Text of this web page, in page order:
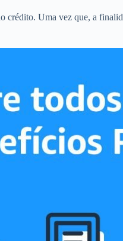
Uma vez que, a